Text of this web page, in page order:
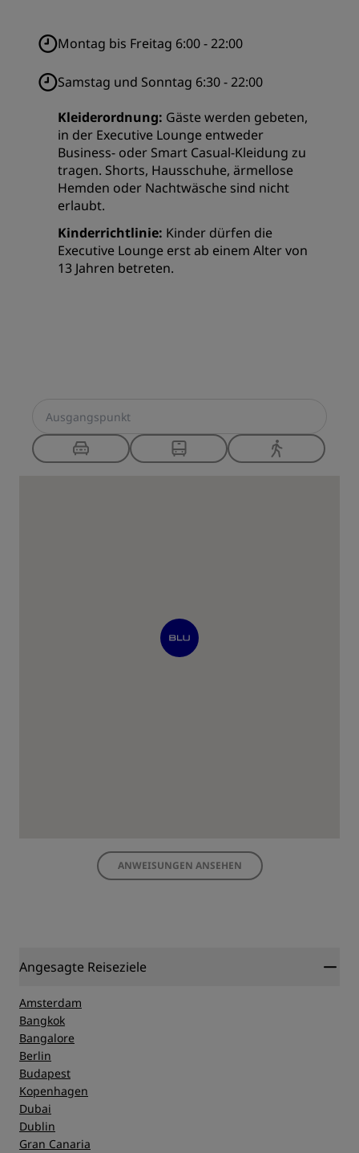
Montag bis Freitag 6:00 - 22:00
Samstag und Sonntag 6:30 - 22:00
Kleiderordnung: Gäste werden gebeten,
in der Executive Lounge entweder
Business- oder Smart Casual-Kleidung zu
tragen. Shorts, Hausschuhe, ärmellose
Hemden oder Nachtwäsche sind nicht
erlaubt.
Kinderrichtlinie: Kinder dürfen die
Executive Lounge erst ab einem Alter von
13 Jahren betreten.
ANWEISUNGEN ANSEHEN
Angesagte Reiseziele
Amsterdam
Bangkok
Bangalore
Berlin
Budapest
Kopenhagen
Dubai
Dublin
Gran Canaria